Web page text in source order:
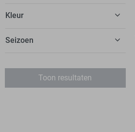
Kleur
Beige
Bruin
Seizoen
Toon resultaten